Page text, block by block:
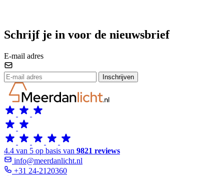
Schrijf je in voor de nieuwsbrief
E-mail adres
Inschrijven
4.4 van 5 op basis van 9821 reviews
info@meerdanlicht.nl
+31 24-2120360